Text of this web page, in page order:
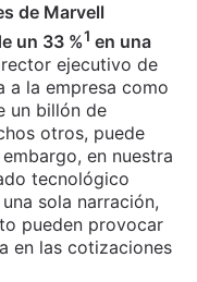
de Marvell
un 33 %1 en una
ejecutivo de
a la empresa como
un billón de
otros, puede
en nuestra
tecnológico
sola narración,
pueden provocar
en las cotizaciones